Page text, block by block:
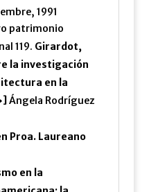
1991
patrimonio
119. Girardot,
la investigación
en la
Ángela Rodríguez
Proa. Laureano
en la